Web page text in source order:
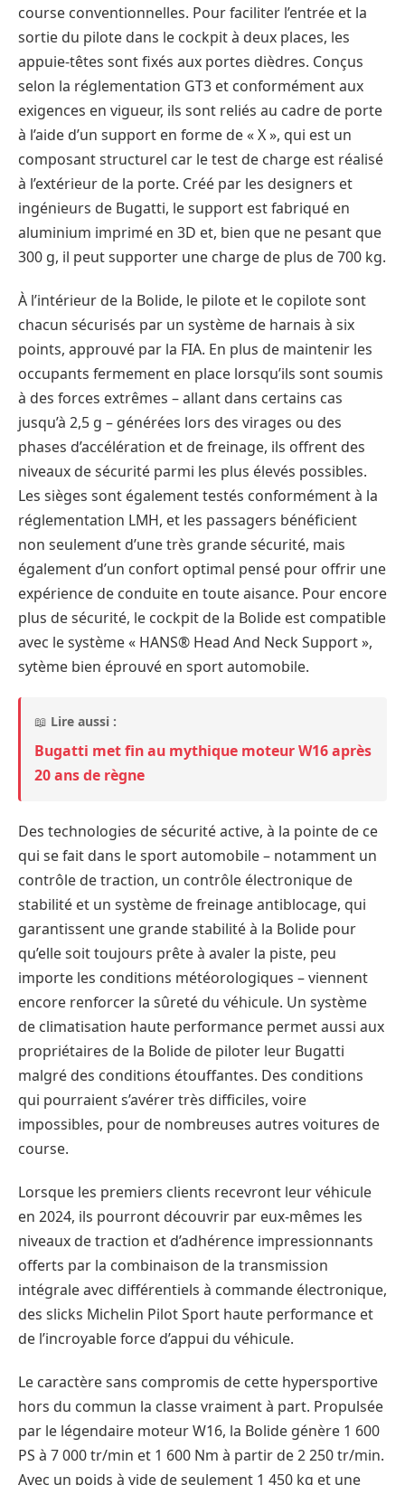
course conventionnelles. Pour faciliter l’entrée et la
sortie du pilote dans le cockpit à deux places, les
appuie-têtes sont fixés aux portes dièdres. Conçus
selon la réglementation GT3 et conformément aux
exigences en vigueur, ils sont reliés au cadre de porte
à l’aide d’un support en forme de « X », qui est un
composant structurel car le test de charge est réalisé
à l’extérieur de la porte. Créé par les designers et
ingénieurs de Bugatti, le support est fabriqué en
aluminium imprimé en 3D et, bien que ne pesant que
300 g, il peut supporter une charge de plus de 700 kg.
À l’intérieur de la Bolide, le pilote et le copilote sont
chacun sécurisés par un système de harnais à six
points, approuvé par la FIA. En plus de maintenir les
occupants fermement en place lorsqu’ils sont soumis
à des forces extrêmes – allant dans certains cas
jusqu’à 2,5 g – générées lors des virages ou des
phases d’accélération et de freinage, ils offrent des
niveaux de sécurité parmi les plus élevés possibles.
Les sièges sont également testés conformément à la
réglementation LMH, et les passagers bénéficient
non seulement d’une très grande sécurité, mais
également d’un confort optimal pensé pour offrir une
expérience de conduite en toute aisance. Pour encore
plus de sécurité, le cockpit de la Bolide est compatible
avec le système « HANS® Head And Neck Support »,
sytème bien éprouvé en sport automobile.
📖 Lire aussi :
Bugatti met fin au mythique moteur W16 après
20 ans de règne
Des technologies de sécurité active, à la pointe de ce
qui se fait dans le sport automobile – notamment un
contrôle de traction, un contrôle électronique de
stabilité et un système de freinage antiblocage, qui
garantissent une grande stabilité à la Bolide pour
qu’elle soit toujours prête à avaler la piste, peu
importe les conditions météorologiques – viennent
encore renforcer la sûreté du véhicule. Un système
de climatisation haute performance permet aussi aux
propriétaires de la Bolide de piloter leur Bugatti
malgré des conditions étouffantes. Des conditions
qui pourraient s’avérer très difficiles, voire
impossibles, pour de nombreuses autres voitures de
course.
Lorsque les premiers clients recevront leur véhicule
en 2024, ils pourront découvrir par eux-mêmes les
niveaux de traction et d’adhérence impressionnants
offerts par la combinaison de la transmission
intégrale avec différentiels à commande électronique,
des slicks Michelin Pilot Sport haute performance et
de l’incroyable force d’appui du véhicule.
Le caractère sans compromis de cette hypersportive
hors du commun la classe vraiment à part. Propulsée
par le légendaire moteur W16, la Bolide génère 1 600
PS à 7 000 tr/min et 1 600 Nm à partir de 2 250 tr/min.
Avec un poids à vide de seulement 1 450 kg et une